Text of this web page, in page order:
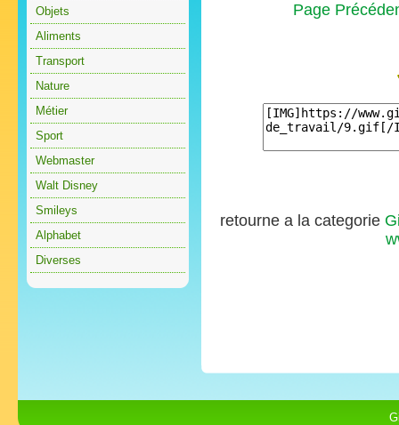
Objets
Aliments
Transport
Nature
Métier
Sport
Webmaster
Walt Disney
Smileys
Alphabet
Diverses
Page
retourne a la categorie